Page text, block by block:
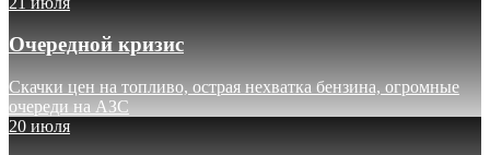
Очередной кризис
Скачки цен на топливо, острая нехватка бензина, огромные
очереди на АЗС
20 июля